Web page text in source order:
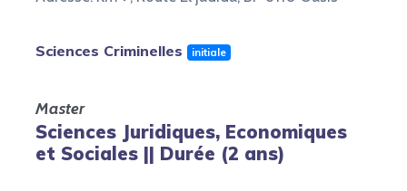
Sciences Criminelles initiale
Master
Sciences Juridiques, Economiques
et Sociales || Durée (2 ans)